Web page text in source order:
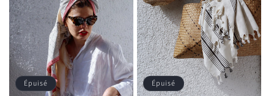
Épuisé Épuisé